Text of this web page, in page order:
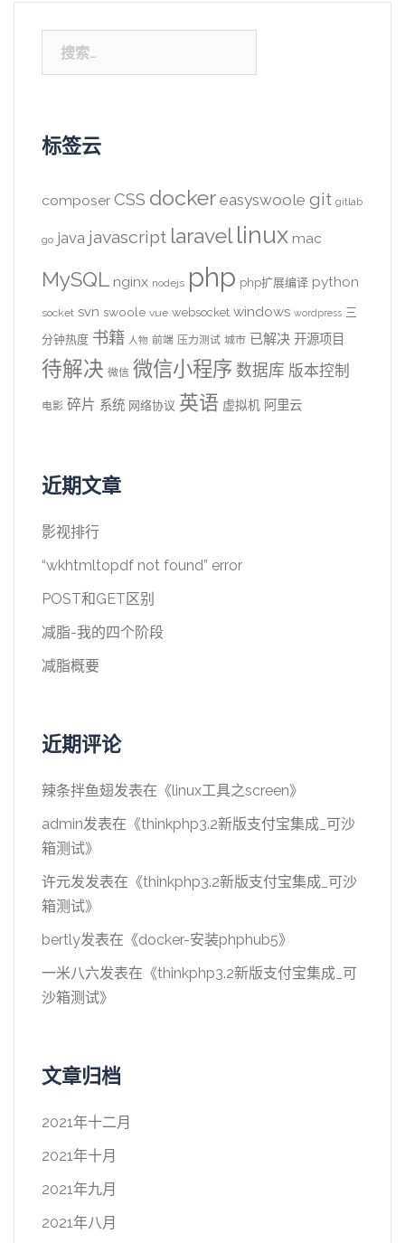
索：
标签云
composer CSS docker easyswoole git gitlab
go java javascript laravel linux mac
MySQL nginx nodejs php php扩展编译 python
socket svn swoole vue websocket windows wordpress 三
分钟热度 书籍 人物 前端 压力测试 城市 已解决 开源项目
待解决 微信 微信小程序 数据库 版本控制
电影 碎片 系统 网络协议 英语 虚拟机 阿里云
近期文章
影视排行
“wkhtmltopdf not found” error
POST和GET区别
减脂-我的四个阶段
减脂概要
近期评论
辣条拌鱼翅发表在《linux工具之screen》
admin发表在《thinkphp3.2新版支付宝集成_可沙
箱测试》
许元发发表在《thinkphp3.2新版支付宝集成_可沙
箱测试》
bertly发表在《docker-安装phphub5》
一米八六发表在《thinkphp3.2新版支付宝集成_可
沙箱测试》
文章归档
2021年十二月
2021年十月
2021年九月
2021年八月